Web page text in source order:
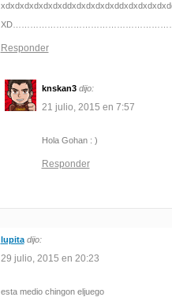
Responder
knskan3 dijo:
21 julio, 2015 en 7:57
Hola Gohan : )
Responder
lupita dijo:
29 julio, 2015 en 20:23
esta medio chingon eljuego